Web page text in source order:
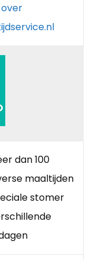
dan 100
maaltijden
stomer